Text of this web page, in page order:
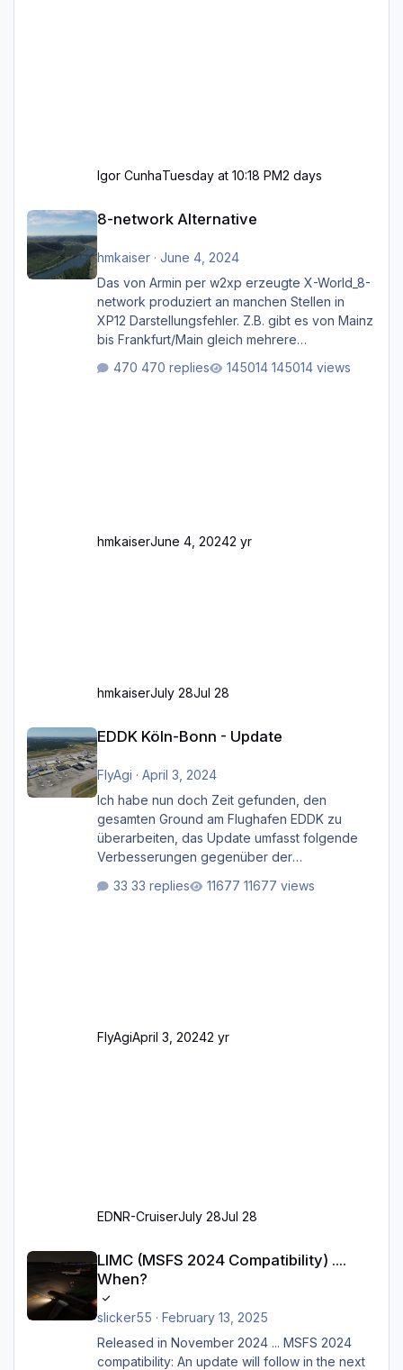
Igor CunhaTuesday at 10:18 PM2 days
8-network Alternative
hmkaiser· June 4, 2024
Das von Armin per w2xp erzeugte X-World_8-
network produziert an manchen Stellen in
XP12 Darstellungsfehler. Z.B. gibt es von Mainz
bis Frankfurt/Main gleich mehrere
zugemauert sind. Niederräder Brücke
470 replies 145014 views
hmkaiserJune 4, 20242 yr
hmkaiserJuly 28Jul 28
EDDK Köln-Bonn - Update
FlyAgi · April 3, 2024
Ich habe nun doch Zeit gefunden, den
gesamten Ground am Flughafen EDDK zu
überarbeiten, das Update umfasst folgende
Verbesserungen gegenüber der
Bodenmarkierungen (der Flughafen sollte
33 replies 11677 views
FlyAgiApril 3, 20242 yr
EDNR-CruiserJuly 28Jul 28
LIMC (MSFS 2024 Compatibility) ....
When?
slicker55 · February 13, 2025
Released in November 2024 ... MSFS 2024
compatibility: An update will follow in the next